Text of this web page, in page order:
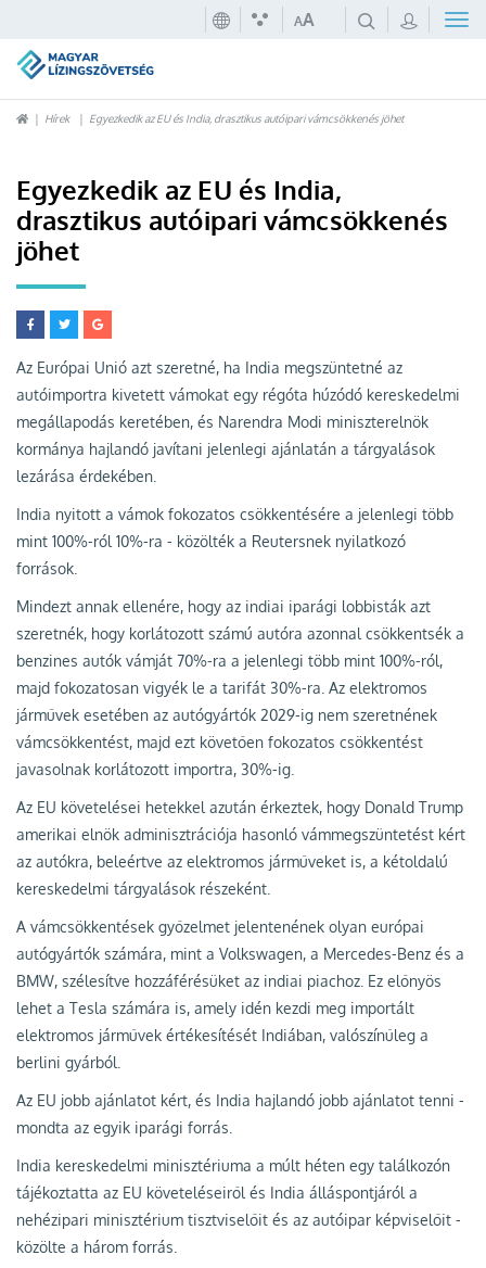
AA
Hírek Egyezkedik az EU és India, drasztikus autóipari vámcsökkenés jöhet
Egyezkedik az EU és India,
drasztikus autóipari vámcsökkenés
jöhet
Az Európai Unió azt szeretné, ha India megszüntetné az
autóimportra kivetett vámokat egy régóta húzódó kereskedelmi
megállapodás keretében, és Narendra Modi miniszterelnök
kormánya hajlandó javítani jelenlegi ajánlatán a tárgyalások
lezárása érdekében.
India nyitott a vámok fokozatos csökkentésére a jelenlegi több
mint 100%-ról 10%-ra - közölték a Reutersnek nyilatkozó
források.
Mindezt annak ellenére, hogy az indiai iparági lobbisták azt
szeretnék, hogy korlátozott számú autóra azonnal csökkentsék a
benzines autók vámját 70%-ra a jelenlegi több mint 100%-ról,
majd fokozatosan vigyék le a tarifát 30%-ra. Az elektromos
járművek esetében az autógyártók 2029-ig nem szeretnének
vámcsökkentést, majd ezt követően fokozatos csökkentést
javasolnak korlátozott importra, 30%-ig.
Az EU követelései hetekkel azután érkeztek, hogy Donald Trump
amerikai elnök adminisztrációja hasonló vámmegszüntetést kért
az autókra, beleértve az elektromos járműveket is, a kétoldalú
kereskedelmi tárgyalások részeként.
A vámcsökkentések győzelmet jelentenének olyan európai
autógyártók számára, mint a Volkswagen, a Mercedes-Benz és a
BMW, szélesítve hozzáférésüket az indiai piachoz. Ez előnyös
lehet a Tesla számára is, amely idén kezdi meg importált
elektromos járművek értékesítését Indiában, valószínűleg a
berlini gyárból.
Az EU jobb ajánlatot kért, és India hajlandó jobb ajánlatot tenni -
mondta az egyik iparági forrás.
India kereskedelmi minisztériuma a múlt héten egy találkozón
tájékoztatta az EU követeléseiről és India álláspontjáról a
nehézipari minisztérium tisztviselőit és az autóipar képviselőit -
közölte a három forrás.